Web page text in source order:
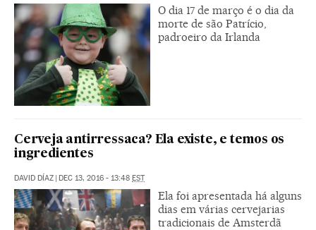
O dia 17 de março é o dia da
morte de são Patrício,
padroeiro da Irlanda
Cerveja antirressaca? Ela existe, e temos os
ingredientes
DAVID DÍAZ | DEC 13, 2016 - 13:48 EST
Ela foi apresentada há alguns
dias em várias cervejarias
tradicionais de Amsterdã